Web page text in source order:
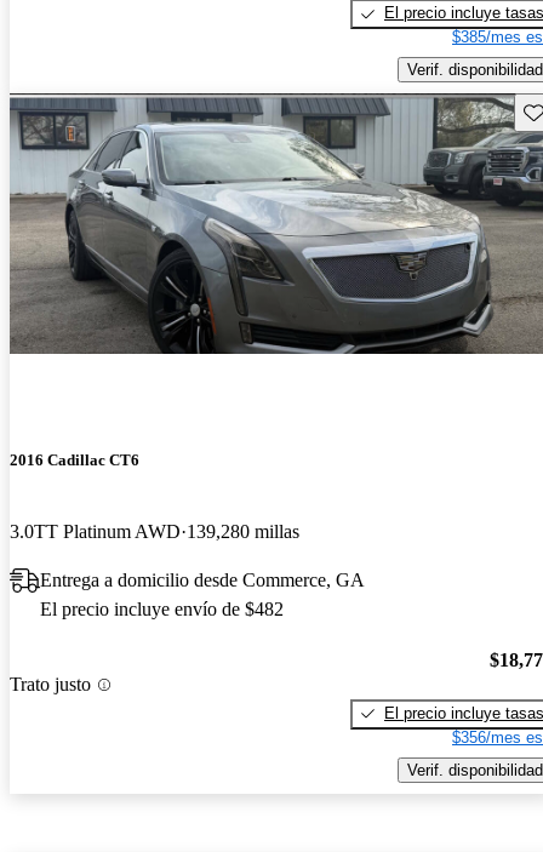
El precio incluye tasas
$385/mes
Verif. disponibilidad
2016 Cadillac CT6
3.0TT Platinum AWD 139,280 millas
Entrega a domicilio desde Commerce, GA
El precio incluye envío de $482
Trato justo
El precio incluye tasas
$356/mes
Verif. disponibilidad